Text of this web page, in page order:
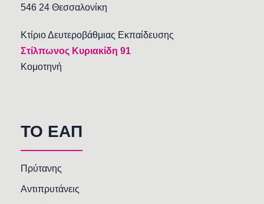
546 24 Θεσσαλονίκη
Κτίριο Δευτεροβάθμιας Εκπαίδευσης
Στίλπωνος Κυριακίδη 91
Κομοτηνή
TO EAΠ
Πρύτανης
Αντιπρυτάνεις